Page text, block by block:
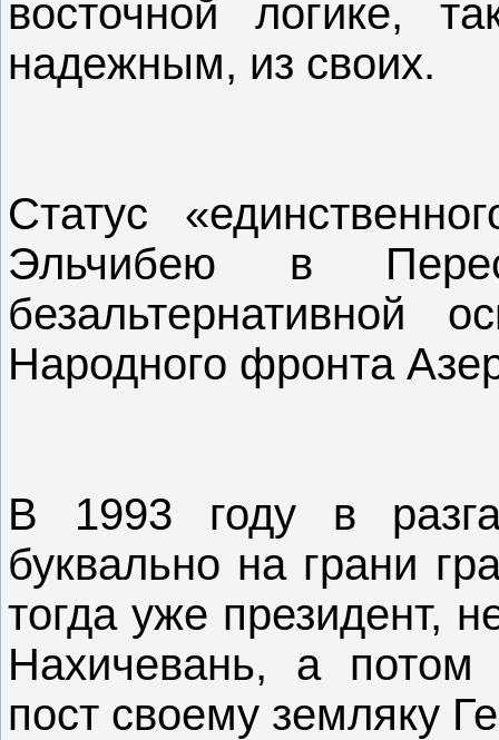
восточной логике,
надежным, из своих.
Статус
Эльчибею в
безальтернативной
Народного фронта
В 1993 году в
буквально на грани
тогда уже президент,
Нахичевань, а
пост своему земляку